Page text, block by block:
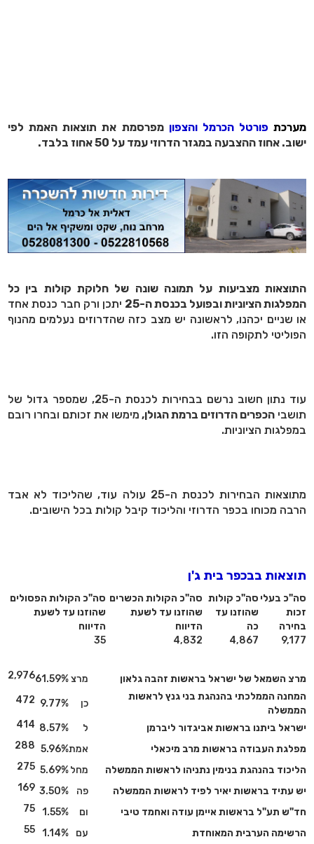
מערכתפורטל הכרמל והצפוןמפרסמת את תוצאות האמת לפי
ישוב. אחוז ההצבעה במגזר הדרוזי עמד על 50 אחוז בלבד.
התוצאות מצביעות על תמונה שונה של חלוקת קולות בין כל
המפלגות הציוניות ובפועל בכנסת ה-25
יתכן ורק חבר כנסת אחד
או שניים יכהנו, לראשונה יש מצב כזה שהדרוזים נעלמים מהנוף
הפוליטי לתקופה הזו.
עוד נתון חשוב נרשם בבחירות לכנסת ה-25, שמספר גדול של
תושביהכפרים הדרוזים ברמת הגולן,מימשו את זכותם ובחרו רובם
במפלגות הציוניות.
מתוצאות הבחירות לכנסת ה-25 עולה עוד, שהליכוד לא אבד
הרבה מכוחו בכפר הדרוזי והליכוד קיבל קולות בכל הישובים.
תוצאות בבכפר בית ג'ן
סה"כ בעלי
זכות
בחירה
סה"כ קולות
שהוזנו עד
כה
סה"כ הקולות הכשרים
שהוזנו עד לשעת
הדיווח
סה"כ הקולות הפסולים
שהוזנו עד לשעת
הדיווח
9,177
4,867
4,832
35
מרצ השמאל של ישראל בראשות זהבה גלאון מרצ61.59%
2,976
המחנה הממלכתי בהנהגת בני גנץ לראשות
הממשלה
כן 9.77%
472
ישראל ביתנו בראשות אביגדור ליברמן 8.57%
414
מפלגת העבודה בראשות מרב מיכאלי אמת5.96%
288
הליכוד בהנהגת בנימין נתניהו לראשות הממשלה מחל5.69%
275
יש עתיד בראשות יאיר לפיד לראשות הממשלה פה 3.50%
169
חד"ש תע"ל בראשות איימן עודה ואחמד טיבי ום 1.55%
75
הרשימה הערבית המאוחדת עם 1.14%
55